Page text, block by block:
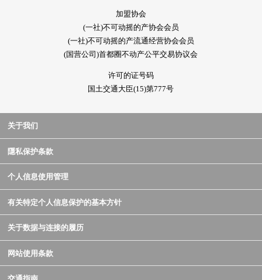
加盟协会
(一社)不可动摇的产协会会员
(一社)不可动摇的产流通经营协会会员
(国营公司)首都圈不动产公平交易协议会
许可的证号码
国土交通大臣(15)第777号
关于我们
隱私保护条款
个人信息使用管理
有关特定个人信息保护的基本方针
关于数据与连接的履历
网站使用条款